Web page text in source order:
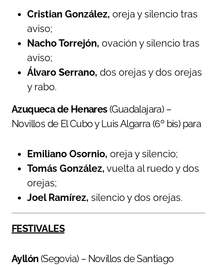
Cristian González, oreja y silencio tras
aviso;
Nacho Torrejón, ovación y silencio tras
aviso;
Álvaro Serrano, dos orejas y dos orejas
y rabo.
Azuqueca de Henares(Guadalajara) –
Novillos de El Cubo y Luis Algarra (6º bis) para
Emiliano Osornio, oreja y silencio;
Tomás González, vuelta al ruedo y dos
orejas;
Joel Ramírez, silencio y dos orejas.
FESTIVALES
Ayllón (Segovia) – Novillos de Santiago